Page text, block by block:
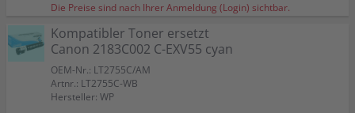
Die Preise sind nach Ihrer Anmeldung (Login) sichtbar.
Kompatibler Toner ersetzt
Canon 2183C002 C-EXV55 cyan
OEM-Nr.: LT2755C/AM
Artnr.: LT2755C-WB
Hersteller: WP